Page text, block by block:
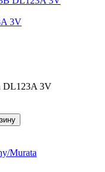
3V
DL123A 3V